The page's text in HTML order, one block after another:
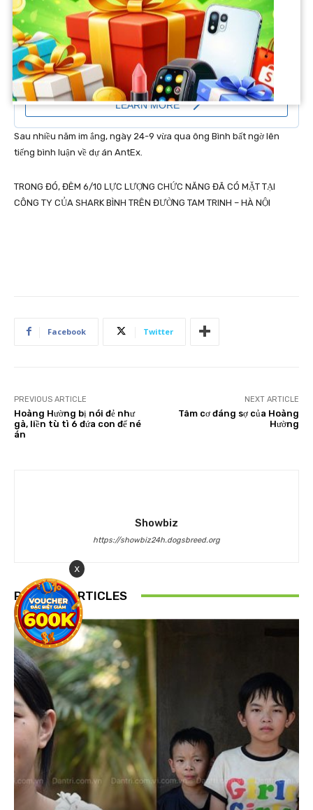
Sau nhiều năm im ắng, ngày 24-9 vừa qua ông Bình bất ngờ lên
tiếng bình luận về dự án AntEx.
TRONG ĐÓ, ĐÊM 6/10 LỰC LƯỢNG CHỨC NĂNG ĐÃ CÓ MẶT TẠI
CÔNG TY CỦA SHARK BÌNH TRÊN ĐƯỜNG TAM TRINH – HÀ NỘI
Facebook Twitter
PREVIOUS ARTICLE
Hoàng Hường bị nói đẻ như
gà, liền tù tì 6 đứa con để né
án
NEXT ARTICLE
Tâm cơ đáng sợ của Hoàng
Hường
Showbiz
https://showbiz24h.dogsbreed.org
RELATED ARTICLES
x